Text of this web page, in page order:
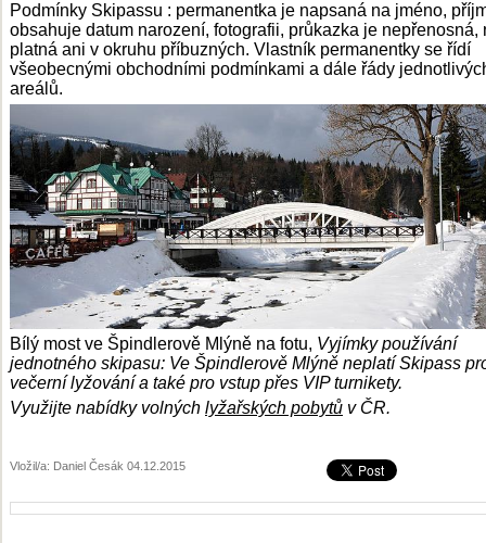
Podmínky Skipassu : permanentka je napsaná na jméno,
obsahuje datum narození, fotografii, průkazka je nepřenosná,
platná ani v okruhu příbuzných. Vlastník permanentky se řídí
všeobecnými obchodními podmínkami a dále řády
areálů.
Bílý most ve Špindlerově Mlýně na fotu, Vyjímky používání
jednotného skipasu: Ve Špindlerově Mlýně neplatí Skipass
večerní lyžování a také pro vstup přes VIP turnikety.
Využijte nabídky volných lyžařských pobytů v ČR.
Vložil/a: Daniel Česák 04.12.2015